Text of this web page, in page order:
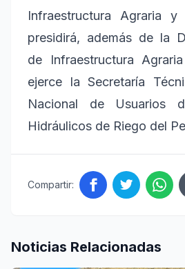
Infraestructura Agraria
presidirá, además de la
de Infraestructura
ejerce la Secretaría
Nacional de Usuarios
Hidráulicos de Riego del
Compartir:
Noticias Relacionadas